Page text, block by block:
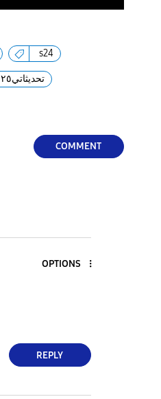
s24
تحديثاتي٢٥
COMMENT
OPTIONS
REPLY